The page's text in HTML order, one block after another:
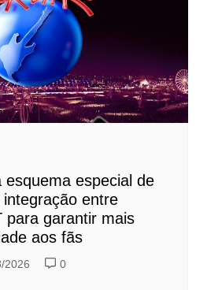
esquema especial de
entre
para garantir mais
aos fãs
2026 0